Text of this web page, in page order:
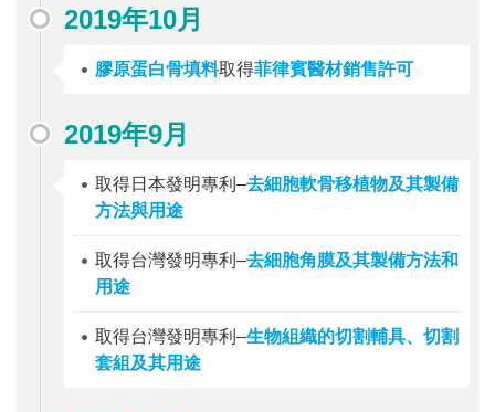
2019年10月
膠原蛋白骨填料取得菲律賓醫材銷售許可
2019年9月
取得日本發明專利–去細胞軟骨移植物及其製備
方法與用途
取得台灣發明專利–去細胞角膜及其製備方法和
用途
取得台灣發明專利–生物組織的切割輔具、切割
套組及其用途